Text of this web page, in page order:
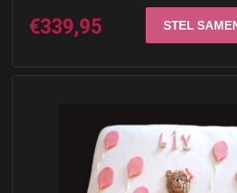
€339,95